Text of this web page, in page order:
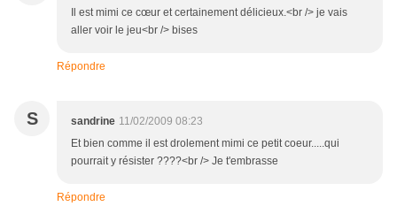
Il est mimi ce cœur et certainement délicieux.<br /> je vais
aller voir le jeu<br /> bises
Répondre
S sandrine 11/02/2009 08:23
Et bien comme il est drolement mimi ce petit coeur.....qui
pourrait y résister ????<br /> Je t'embrasse
Répondre